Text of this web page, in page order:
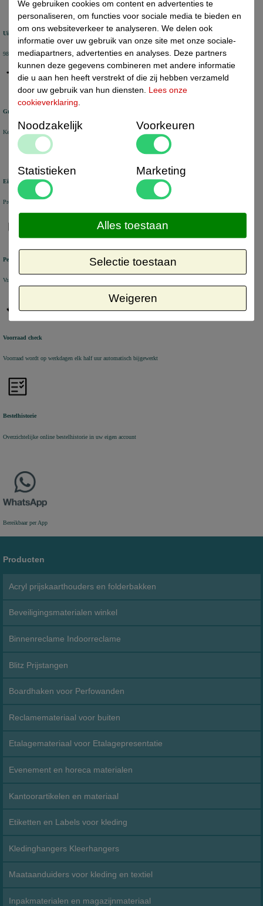
Uitstekende review score
98% van de KiyOh reviews beveelt ons aan
Groot assortiment
Keuze uit +/- 6000 artikelen voor uw bedrijf
Eigen voorraad
Producten veelal uit voorraad leverbaar uit eigen magazijn in Nederland
Persoonlijke service
Vragen en bestellen via Chat, Email en Telefoon
Voorraad check
Voorraad wordt op werkdagen elk half uur automatisch bijgewerkt
Bestelhistorie
Overzichtelijke online bestelhistorie in uw eigen account
Bereikbaar per App
Producten
Acryl prijskaarthouders en folderbakken
Beveiligingsmaterialen winkel
Binnenreclame Indoorreclame
Blitz Prijstangen
Boardhaken voor Perfowanden
Reclamemateriaal voor buiten
Etalagemateriaal voor Etalagepresentatie
Evenement en horeca materialen
Kantoorartikelen en materiaal
Etiketten en Labels voor kleding
Kledinghangers Kleerhangers
Maataanduiders voor kleding en textiel
Inpakmaterialen en magazijnmateriaal
We gebruiken cookies om content en advertenties te
personaliseren, om functies voor sociale media te bieden en
om ons websiteverkeer te analyseren. We delen ook
informatie over uw gebruik van onze site met onze sociale-
mediapartners, advertenties en analyses. Deze partners
kunnen deze gegevens combineren met andere informatie
die u aan hen heeft verstrekt of die zij hebben verzameld
door uw gebruik van hun diensten. Lees onze
cookieverklaring.
Noodzakelijk Voorkeuren
Statistieken Marketing
Weigeren
Selectie toestaan
Alles toestaan